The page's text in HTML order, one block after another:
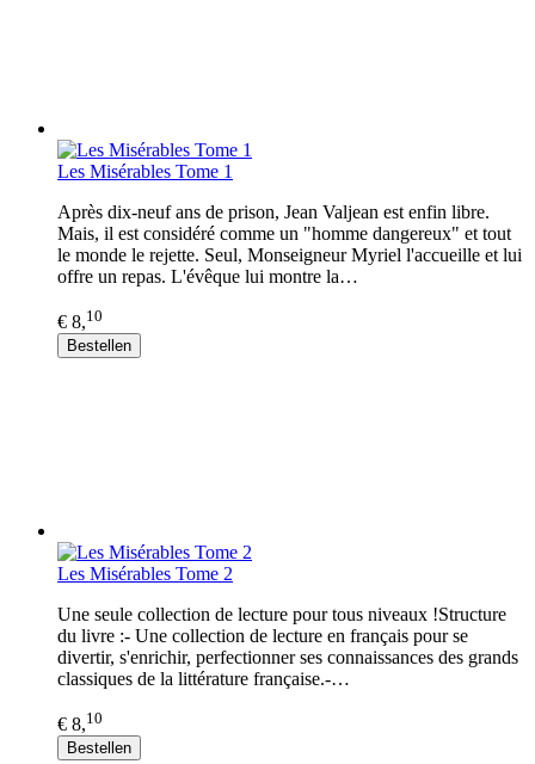
Les Misérables Tome 1
Après dix-neuf ans de prison, Jean Valjean est enfin libre.
Mais, il est considéré comme un "homme dangereux" et tout
le monde le rejette. Seul, Monseigneur Myriel l'accueille et lui
offre un repas. L'évêque lui montre la…
€ 8,10
Bestellen
Les Misérables Tome 2
Une seule collection de lecture pour tous niveaux !Structure
du livre :- Une collection de lecture en français pour se
divertir, s'enrichir, perfectionner ses connaissances des grands
classiques de la littérature française.-…
€ 8,10
Bestellen